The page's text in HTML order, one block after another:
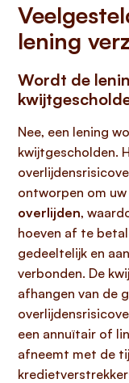
lening
Wordt de
Nee, een lening
kwijtgescholden.
ontworpen om uw
overlijden,
hoeven af te
gedeeltelijk en
verbonden. De
afhangen van de
een annuïtair of
afneemt met de